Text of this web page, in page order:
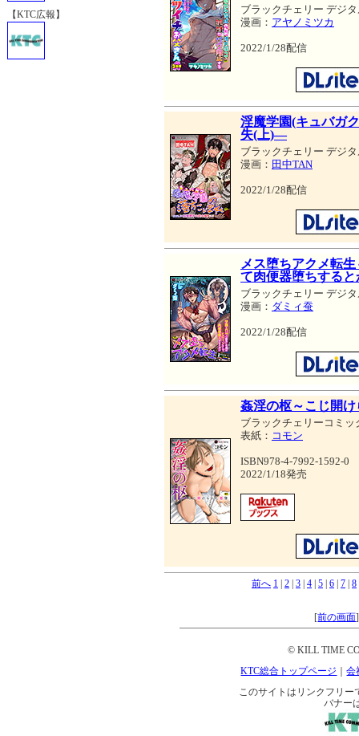
【KTC広報】
ブラックチェリー デジ
漫画： アヤノミツカ
2022/1/28配信
淫魔学園(キュバガ
失(上)―
ブラックチェリー デジ
漫画： 田中TAN
2022/1/28配信
メス堕ちアクメ転
て肉便器堕ちする
ブラックチェリー デジ
漫画： ダミィ蚕
2022/1/28配信
姦淫の枢～こじ開
ブラックチェリーコミッ
表紙： コモン
ISBN978-4-7992-1592-0
2022/1/18発売
前へ 1 2 3 4 5 6 7 8
[前の画面
© KILL TIME
KTC総合トップページ
｜会
このサイトはリンクフリー
バナー